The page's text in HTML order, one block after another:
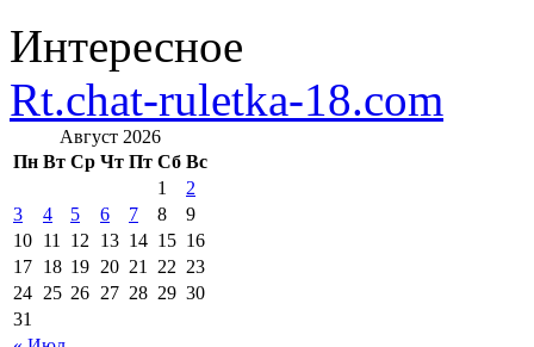
Интересное
Rt.chat-ruletka-18.com
Август 2026
Пн Вт Ср Чт Пт Сб Вс
1
2
3
4 5 6 7 8
9
10 11 12 13 14 15 16
17 18 19 20 21 22 23
24 25 26 27 28 29 30
31